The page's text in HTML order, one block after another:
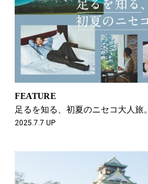
FEATURE
足るを知る、初夏のニセコ大人旅。
2025.7.7 UP